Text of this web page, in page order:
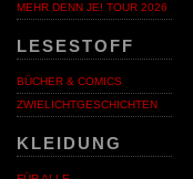
MEHR DENN JE! TOUR 2026
LESESTOFF
BÜCHER & COMICS
ZWIELICHTGESCHICHTEN
KLEIDUNG